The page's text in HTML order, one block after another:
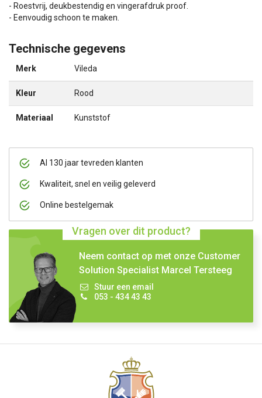
Al 130 jaar tevreden klanten
Kwaliteit, snel en veilig geleverd
Online bestelgemak
Vragen over dit product?
Neem contact op met onze Customer
Solution Specialist Marcel Tersteeg
Stuur een email
053 - 434 43 43
- Roestvrij, deukbestendig en vingerafdruk proof.
- Eenvoudig schoon te maken.
Technische gegevens
Merk Vileda
Kleur Rood
Materiaal Kunststof